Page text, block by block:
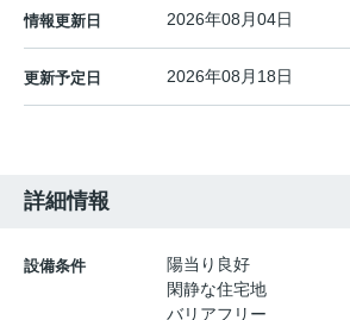
情報更新日 2026年08月04日
更新予定日 2026年08月18日
詳細情報
設備条件
陽当り良好
閑静な住宅地
バリアフリー